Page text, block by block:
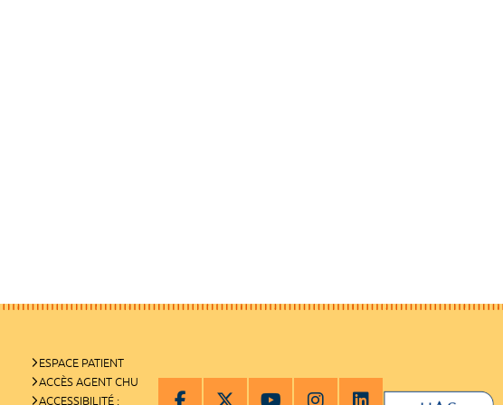
ESPACE PATIENT
ACCÈS AGENT CHU
ACCESSIBILITÉ :